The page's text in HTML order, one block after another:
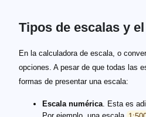
Tipos de escalas y
En la calculadora de escala, o
opciones. A pesar de que todas las
formas de presentar una escala:
Escala numérica. Esta es